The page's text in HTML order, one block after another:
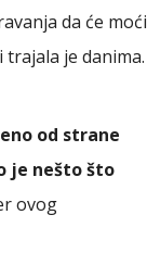
da će moći
je danima.
od strane
je nešto što
ovog